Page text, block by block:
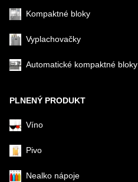
Kompaktné bloky
Vyplachovačky
Automatické kompaktné bloky
PLNENÝ PRODUKT
Víno
Pivo
Nealko nápoje